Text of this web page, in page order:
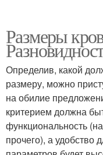
Размеры
Определив, какой
размеру, можно
на обилие
критерием должна
функциональность
прочего), а удобство